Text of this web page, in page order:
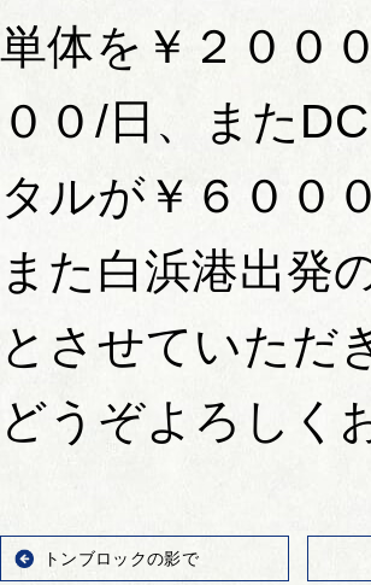
単体を￥２００
００/日、また
タルが￥６００
また白浜港出発
とさせていただ
どうぞよろしく
トンブロックの影で